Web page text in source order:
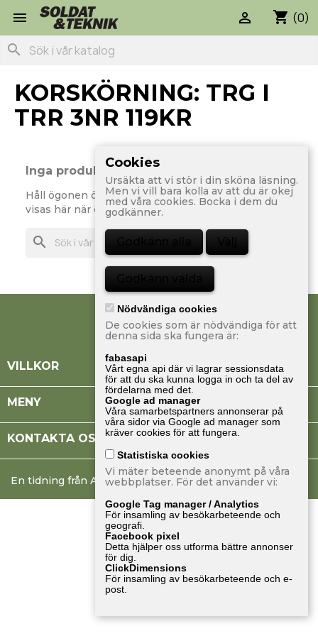
 shopping_cart (0)

search
KORSKÖRNING: TRG I
TRR 3NR 119KR
Inga produkter tillgängliga än
Håll ögonen öppna! Fler prdoukter kommer att
visas här när de läggs till.
search
VILLKOR
MENY
KONTAKTA OSS
En tidning från Albinsson & Sjöberg
Cookies
Ursäkta att vi stör i din sköna läsning.
Men vi vill bara kolla av att du är okej
med våra cookies. Bocka i dem du
godkänner.
Godkänn alla Välj
Godkänn valda
Nödvändiga cookies
De cookies som är nödvändiga för att
denna sida ska fungera är:
fabasapi
Vårt egna api där vi lagrar sessionsdata
för att du ska kunna logga in och ta del av
fördelarna med det.
Google ad manager
Våra samarbetspartners annonserar på
våra sidor via Google ad manager som
kräver cookies för att fungera.
Statistiska cookies
Vi mäter beteende anonymt på våra
webbplatser. För det använder vi:
Google Tag manager / Analytics
För insamling av besökarbeteende och
geografi.
Facebook pixel
Detta hjälper oss utforma bättre annonser
för dig.
ClickDimensions
För insamling av besökarbeteende och e-
post.